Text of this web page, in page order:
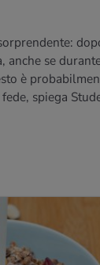
anche se
è
spiega